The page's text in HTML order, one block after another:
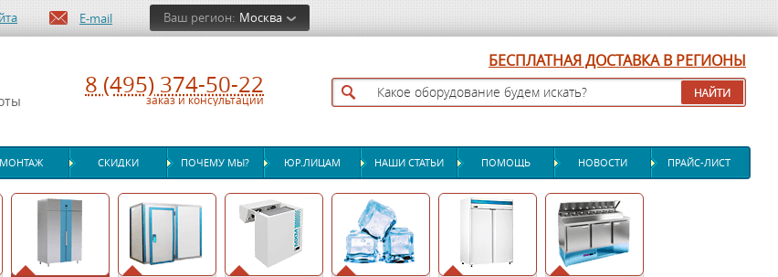
E-mail Ваш регион: Москва
8 (495) 374-50-22
заказ и консультации
БЕСПЛАТНАЯ ДОСТАВКА В РЕГИОНЫ
МОНТАЖ СКИДКИ ПОЧЕМУ МЫ? ЮР.ЛИЦАМ НАШИ СТАТЬИ ПОМОЩЬ НОВОСТИ ПРАЙС-ЛИСТ